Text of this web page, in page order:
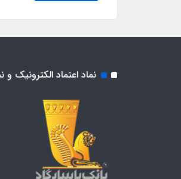
نماد اعتماد الکترونیک و